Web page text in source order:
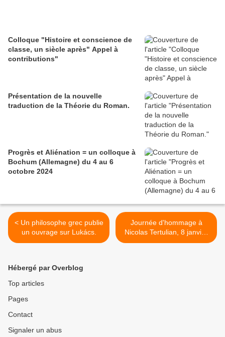
Colloque "Histoire et conscience de
classe, un siècle après" Appel à
contributions"
Présentation de la nouvelle
traduction de la Théorie du Roman.
Progrès et Aliénation = un colloque à
Bochum (Allemagne) du 4 au 6
octobre 2024
< Un philosophe grec publie
un ouvrage sur Lukács.
Journée d'hommage à
Nicolas Tertulian, 8 janvier
2020 >
Hébergé par Overblog
Top articles
Pages
Contact
Signaler un abus